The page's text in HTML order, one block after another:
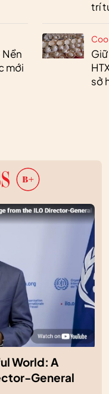
Nền
mới
trí
sở
World: A
General